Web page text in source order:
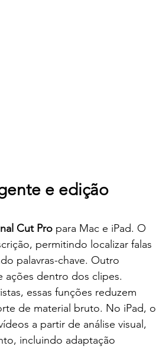
e edição
Cut Pro para Mac e iPad. O
permitindo localizar falas
palavras-chave. Outro
ações dentro dos clipes.
essas funções reduzem
de material bruto. No iPad, o
a partir de análise visual,
incluindo adaptação